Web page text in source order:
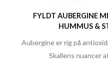
FYLDT AUBERGINE
HUMMUS &
Aubergine er rig på
Skallens nuancer